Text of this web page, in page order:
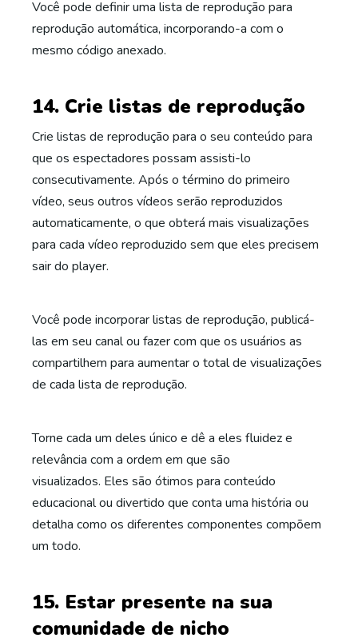
Você pode definir uma lista de reprodução para
reprodução automática, incorporando-a com o
mesmo código anexado.
14. Crie listas de reprodução
Crie listas de reprodução para o seu conteúdo para
que os espectadores possam assisti-lo
consecutivamente. Após o término do primeiro
vídeo, seus outros vídeos serão reproduzidos
automaticamente, o que obterá mais visualizações
para cada vídeo reproduzido sem que eles precisem
sair do player.
Você pode incorporar listas de reprodução, publicá-
las em seu canal ou fazer com que os usuários as
compartilhem para aumentar o total de visualizações
de cada lista de reprodução.
Torne cada um deles único e dê a eles fluidez e
relevância com a ordem em que são
visualizados. Eles são ótimos para conteúdo
educacional ou divertido que conta uma história ou
detalha como os diferentes componentes compõem
um todo.
15. Estar presente na sua
comunidade de nicho